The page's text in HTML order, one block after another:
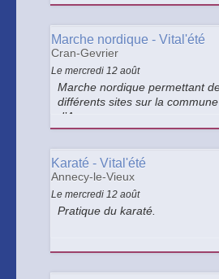
Marche nordique - Vital'été
Cran-Gevrier
Le mercredi 12 août
Marche nordique permettant
différents sites sur la
d’Annecy.
Karaté - Vital'été
Annecy-le-Vieux
Le mercredi 12 août
Pratique du karaté.